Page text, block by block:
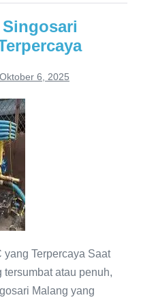
Oktober 6, 2025
Terpercaya Saat
atau penuh,
Malang yang